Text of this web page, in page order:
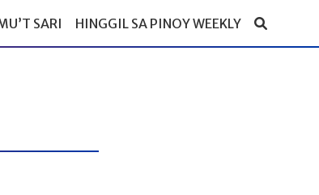
SARI HINGGIL SA PINOY WEEKLY